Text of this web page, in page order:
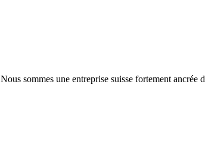
Nous sommes une entreprise suisse fortement ancrée